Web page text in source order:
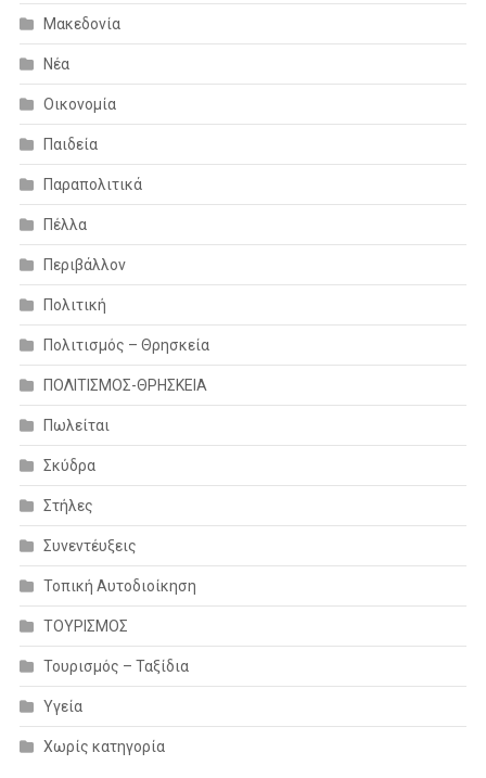
Μακεδονία
Νέα
Οικονομία
Παιδεία
Παραπολιτικά
Πέλλα
Περιβάλλον
Πολιτική
Πολιτισμός – Θρησκεία
ΠΟΛΙΤΙΣΜΟΣ-ΘΡΗΣΚΕΙΑ
Πωλείται
Σκύδρα
Στήλες
Συνεντέυξεις
Τοπική Αυτοδιοίκηση
ΤΟΥΡΙΣΜΟΣ
Τουρισμός – Ταξίδια
Υγεία
Χωρίς κατηγορία